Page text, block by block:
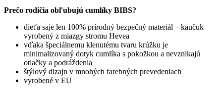
Prečo rodičia obľubujú cumlíky BIBS?
dieťa saje len 100% prírodný bezpečný materiál – kaučuk
vyrobený z miazgy stromu Hevea
vďaka špeciálnemu klenutému tvaru krúžku je
minimalizovaný dotyk cumlíka s pokožkou a nevznikajú
otlačky a podráždenia
štýlový dizajn v mnohých farebných prevedeniach
vyrobené v EU